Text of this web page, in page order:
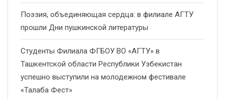
Поэзия, объединяющая сердца: в филиале АГТУ
прошли Дни пушкинской литературы
Студенты Филиала ФГБОУ ВО «АГТУ» в
Ташкентской области Республики Узбекистан
успешно выступили на молодежном фестивале
«Талаба Фест»